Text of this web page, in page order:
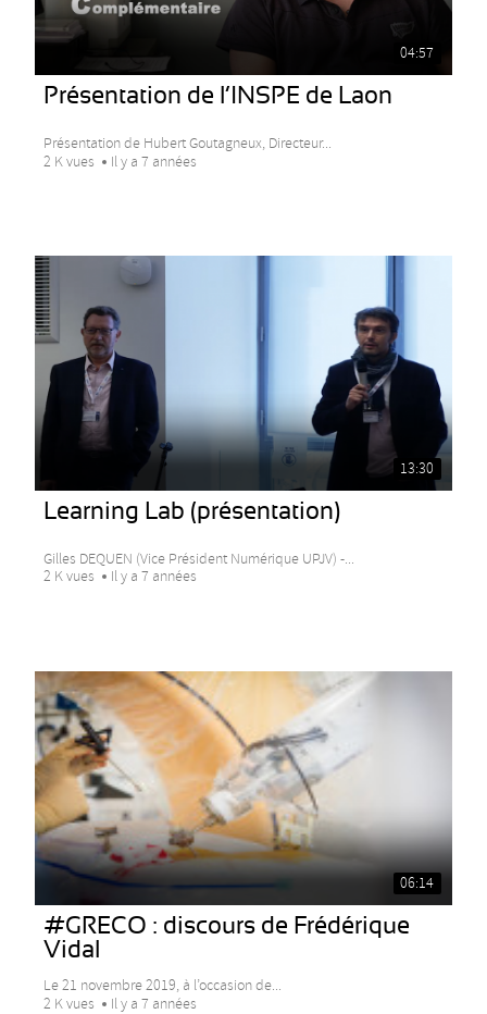
04:57
Présentation de l’INSPE de Laon
Présentation de Hubert Goutagneux, Directeur...
2 K vues
Il y a 7 années
13:30
Learning Lab (présentation)
Gilles DEQUEN (Vice Président Numérique UPJV) -...
2 K vues
Il y a 7 années
06:14
#GRECO : discours de Frédérique
Vidal
Le 21 novembre 2019, à l’occasion de...
2 K vues
Il y a 7 années